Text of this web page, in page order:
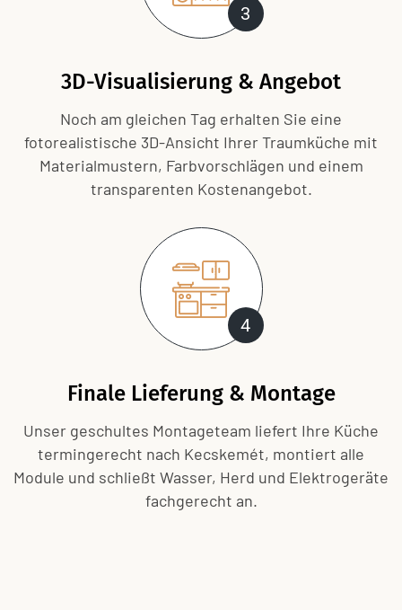
3
3D-Visualisierung & Angebot
Noch am gleichen Tag erhalten Sie eine
fotorealistische 3D-Ansicht Ihrer Traum­küche mit
Materialmustern, Farbvorschlägen und einem
transparenten Kosten­angebot.
4
Finale Lieferung & Montage
Unser geschultes Montageteam liefert Ihre Küche
termingerecht nach Kecskemét, montiert alle
Module und schließt Wasser, Herd und Elektrogeräte
fachgerecht an.